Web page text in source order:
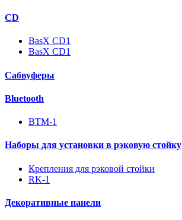
CD
BasX CD1
BasX CD1
Сабвуферы
Bluetooth
BTM-1
Наборы для установки в рэковую стойку
Крепления для рэковой стойки
RK-1
Декоративные панели